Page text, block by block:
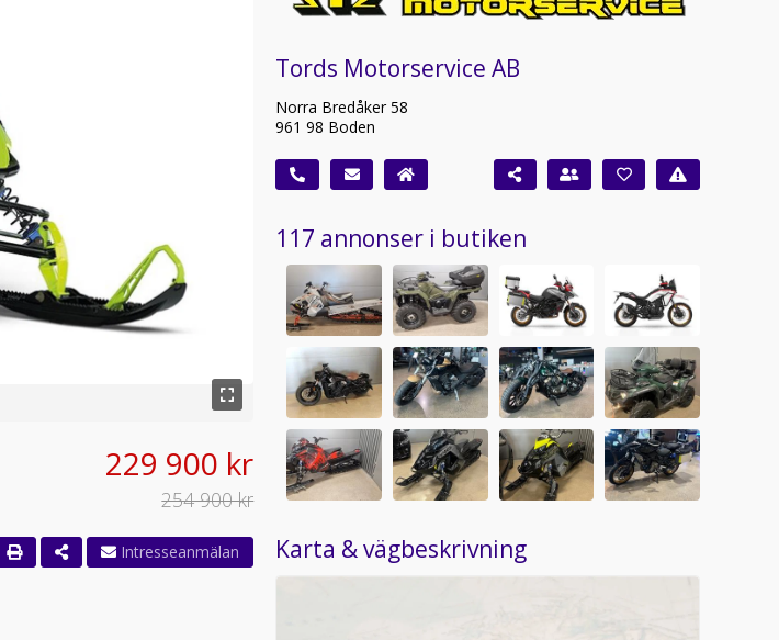
229 900 kr
254 900 kr
Tords Motorservice AB
Norra Bredåker 58
961 98 Boden
117 annonser i butiken
Karta & vägbeskrivning